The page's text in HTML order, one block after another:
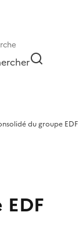
du groupe EDF